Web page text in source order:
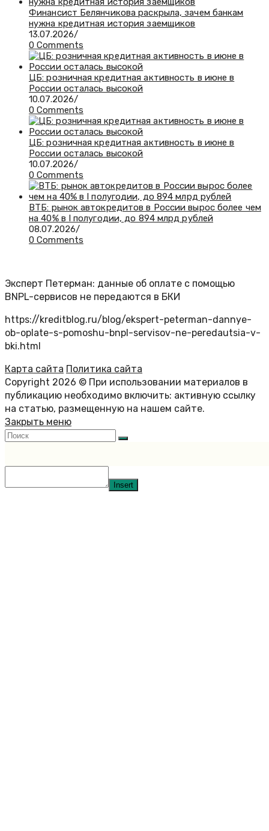
Финансист Белянчикова раскрыла, зачем банкам
нужна кредитная история заемщиков
13.07.2026/
0 Comments
ЦБ: розничная кредитная активность в июне в
России осталась высокой
10.07.2026/
0 Comments
ЦБ: розничная кредитная активность в июне в
России осталась высокой
10.07.2026/
0 Comments
ВТБ: рынок автокредитов в России вырос более чем
на 40% в I полугодии, до 894 млрд рублей
08.07.2026/
0 Comments
Эксперт Петерман: данные об оплате с помощью
BNPL-сервисов не передаются в БКИ
https://kreditblog.ru/blog/ekspert-peterman-dannye-
ob-oplate-s-pomoshu-bnpl-servisov-ne-peredautsia-v-
bki.html
Карта сайта Политика сайта
Copyright 2026 © При использовании материалов в
публикацию необходимо включить: активную ссылку
на статью, размещенную на нашем сайте.
Закрыть меню
Insert